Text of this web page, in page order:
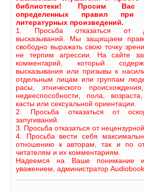
библиотеки! Просим Вас
определенных правил при
литературных произведений.
1. Просьба отказаться от
высказываний. Мы защищаем
свободно выражать свою точку
не терпим агрессии. На сайте
комментарий, который
высказывания или призывы к
отдельным лицам или группам
расы, этнического
недееспособности, пола,
касты или сексуальной ориентации.
2. Просьба отказаться от
запугиваний.
3. Просьба отказаться от нецензурной
4. Просьба вести себя
отношению к авторам, так и по
читателям и их комментариям.
Надеемся на Ваше понимание
уважением, администратор